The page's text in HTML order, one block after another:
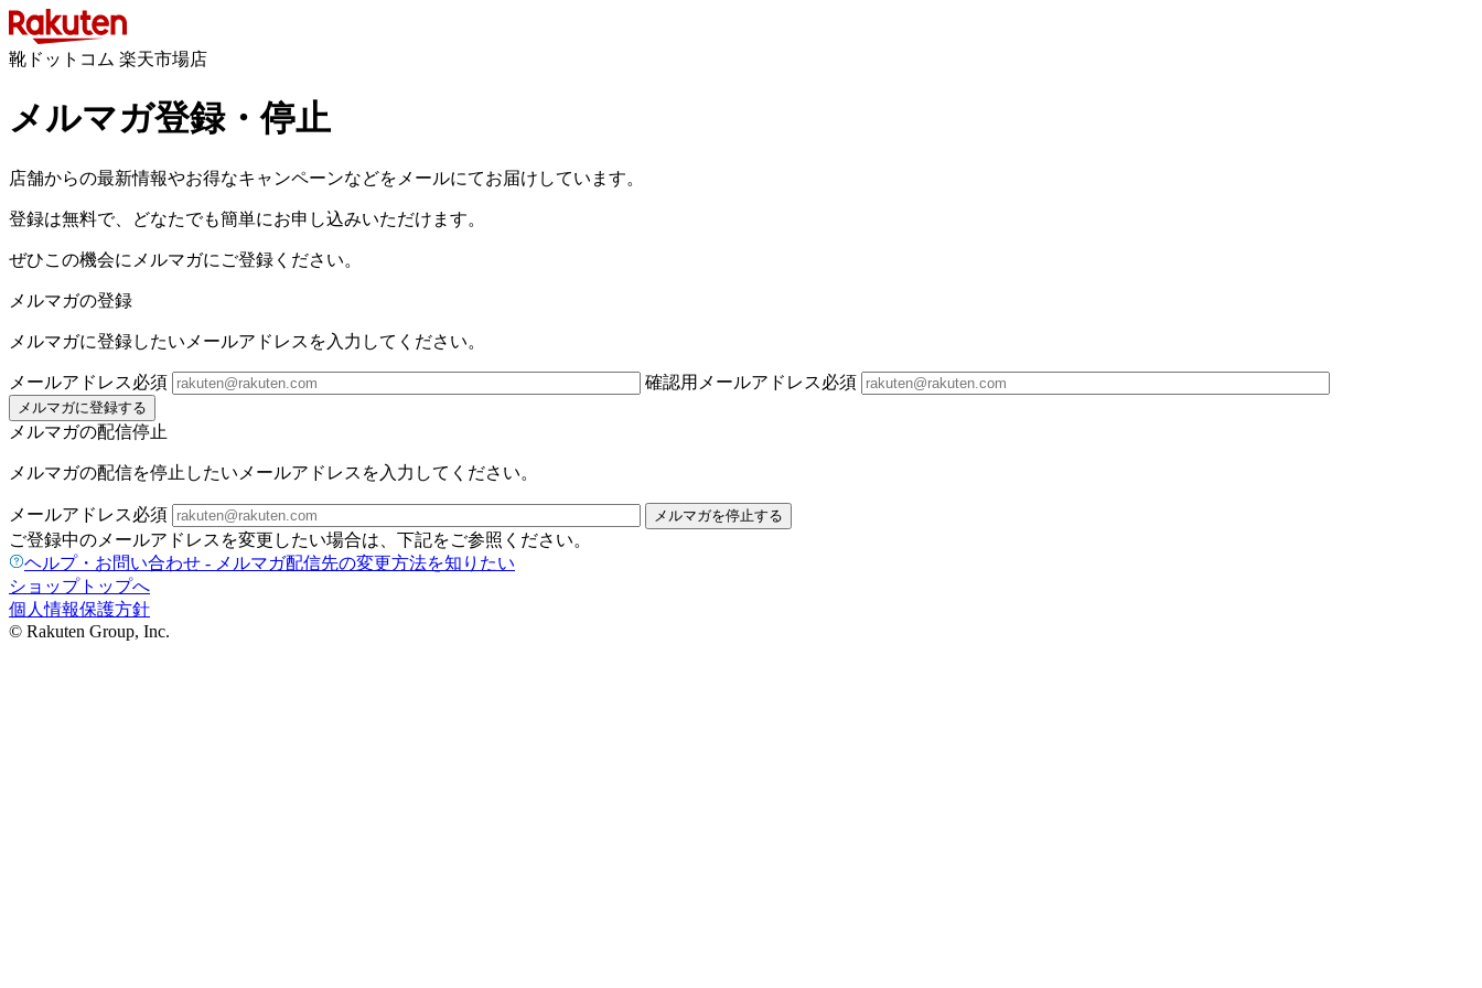
靴ドットコム 楽天市場店
メルマガ登録・停止
店舗からの最新情報やお得なキャンペーンなどをメールにてお届けしています。
登録は無料で、どなたでも簡単にお申し込みいただけます。
ぜひこの機会にメルマガにご登録ください。
メルマガの登録
メルマガに登録したいメールアドレスを入力してください。
メールアドレス必須 確認用メールアドレス必須
メルマガに登録する
メルマガの配信停止
メルマガの配信を停止したいメールアドレスを入力してください。
メールアドレス必須 メルマガを停止する
ご登録中のメールアドレスを変更したい場合は、下記をご参照ください。
ヘルプ・お問い合わせ - メルマガ配信先の変更方法を知りたい
ショップトップへ
個人情報保護方針
© Rakuten Group, Inc.